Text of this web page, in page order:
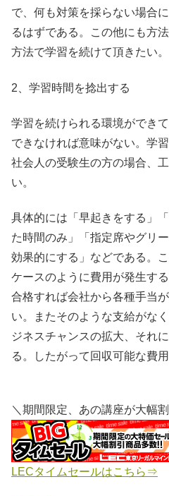
で、何も対策を採らない場合
るはずである。この他にも方
方法で学習を続けて頂きたい。
2、学習時間を捻出する
学習を続けられる環境ができ
できなければ意味がない。学
社会人の受験生の方の場合、
い。
具体的には「早起きをする」
た時間のみ」「指定席やグリ
効果的にする」などである。
ケースのように費用が発生す
合格すれば会社から各種手当
い。またそのような支給がな
ジネスチャンスの拡大、それ
る。したがって回収可能な費
＼期間限定、あの講座が大幅
LECタイムセールはこちら⇒